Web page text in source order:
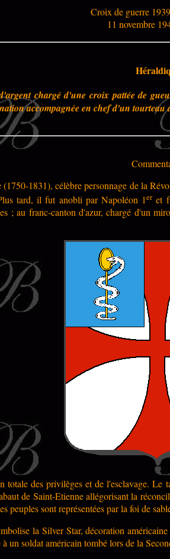
Croix de guerre
11 novembre
chargé d'une croix pattée de
accompagnée en chef d'un
1831), célèbre personnage de la
tard, il fut anobli par Napoléon 1eret
; au franc-canton d'azur, chargé d'un
totale des privilèges et de l'esclavage.
de Saint-Etienne allégorisant la
peuples sont représentées par la foi de
la Silver Star, décoration
un soldat américain tombé lors de la